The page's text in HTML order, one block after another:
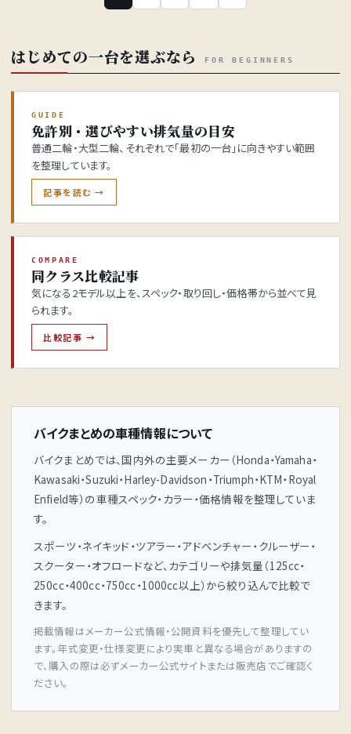
はじめての一台を選ぶなら FOR BEGINNERS
GUIDE
免許別・選びやすい排気量の目安
普通二輪・大型二輪、それぞれで「最初の一台」に向きやすい範囲
を整理しています。
記事を読む →
COMPARE
同クラス比較記事
気になる2モデル以上を、スペック・取り回し・価格帯から並べて見
られます。
比較記事 →
バイクまとめの車種情報について
バイクまとめでは、国内外の主要メーカー（Honda・Yamaha・
Kawasaki・Suzuki・Harley-Davidson・Triumph・KTM・Royal
Enfield等）の車種スペック・カラー・価格情報を整理していま
す。
スポーツ・ネイキッド・ツアラー・アドベンチャー・クルーザー・
スクーター・オフロードなど、カテゴリーや排気量（125cc・
250cc・400cc・750cc・1000cc以上）から絞り込んで比較で
きます。
掲載情報はメーカー公式情報・公開資料を優先して整理してい
ます。年式変更・仕様変更により実車と異なる場合がありますの
で、購入の際は必ずメーカー公式サイトまたは販売店でご確認く
ださい。